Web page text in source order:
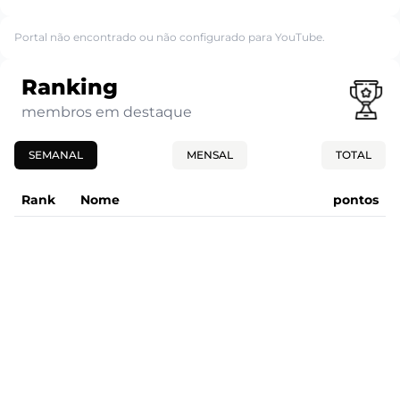
Portal não encontrado ou não configurado para YouTube.
Ranking
membros em destaque
SEMANAL MENSAL TOTAL
Rank Nome pontos